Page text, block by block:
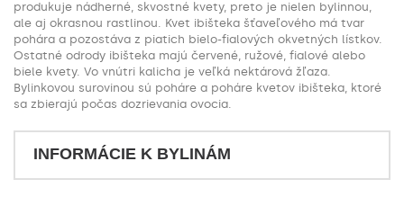
produkuje nádherné, skvostné kvety, preto je nielen bylinnou,
ale aj okrasnou rastlinou. Kvet ibišteka šťaveľového má tvar
pohára a pozostáva z piatich bielo-fialových okvetných lístkov.
Ostatné odrody ibišteka majú červené, ružové, fialové alebo
biele kvety. Vo vnútri kalicha je veľká nektárová žľaza.
Bylinkovou surovinou sú poháre a poháre kvetov ibišteka, ktoré
sa zbierajú počas dozrievania ovocia.
INFORMÁCIE K BYLINÁM